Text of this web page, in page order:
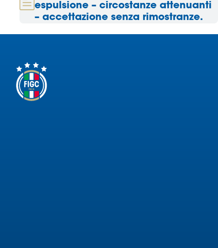
Whistleblowing
Contatti
Assicurazione
espulsione – circostanze attenuanti
– accettazione senza rimostranze.